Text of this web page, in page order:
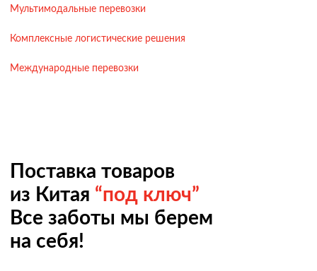
Мультимодальные перевозки
Комплексные логистические решения
Международные перевозки
Поставка товаров
из Китая “под ключ”
Все заботы мы берем
на себя!